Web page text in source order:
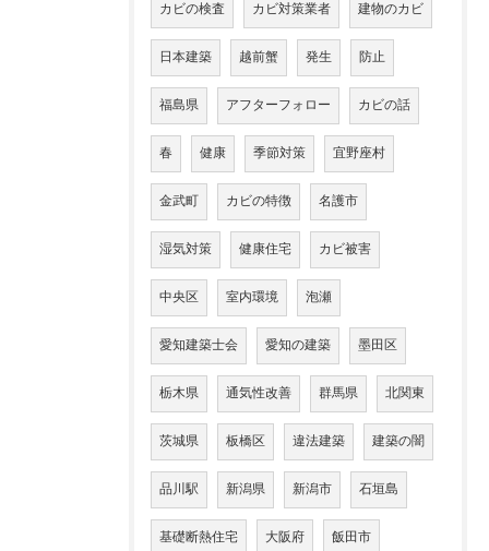
カビの検査 カビ対策業者 建物のカビ
日本建築 越前蟹 発生 防止
福島県 アフターフォロー カビの話
春 健康 季節対策 宜野座村
金武町 カビの特徴 名護市
湿気対策 健康住宅 カビ被害
中央区 室内環境 泡瀬
愛知建築士会 愛知の建築 墨田区
栃木県 通気性改善 群馬県 北関東
茨城県 板橋区 違法建築 建築の闇
品川駅 新潟県 新潟市 石垣島
基礎断熱住宅 大阪府 飯田市